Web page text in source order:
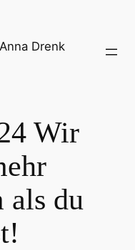
Wir
als du